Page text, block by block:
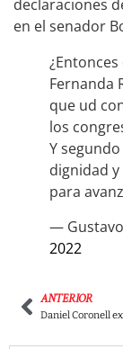
declaraciones
en el senador
Fernanda
que ud
los
Y
dignidad
para
—
2022
ANTERIOR